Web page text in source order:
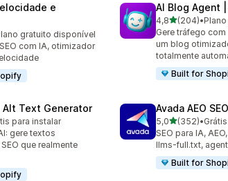
e
ao todo
gratuito disponível
com IA, otimizador
AI Blog Agent
4,8de 5 estrelas
(204)
204 avaliações
•
Gere tráfego
um blog
totalmente
Built for
Alt Text Generator
ao todo
para instalar
gere textos
que realmente
Avada AEO
5,0de 5 estrelas
(352)
352 avaliações
•Grátis
SEO para IA,
llms-full.txt,
Built for